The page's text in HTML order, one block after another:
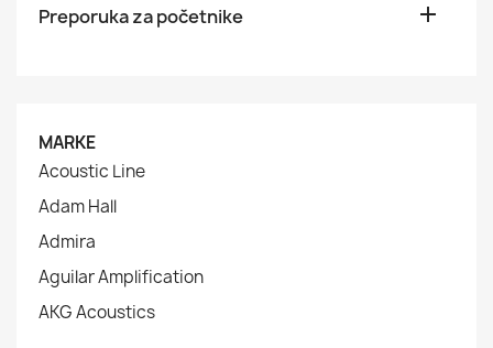
Preporuka za početnike

MARKE
Acoustic Line
Adam Hall
Admira
Aguilar Amplification
AKG Acoustics